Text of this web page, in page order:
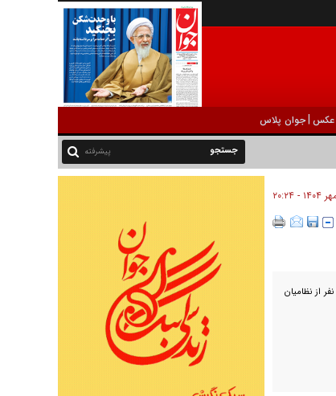
عکس |جوان پلاس
پیشرفته
بمب در منطقه وزیرستان جنوبی در شمال غرب پاکستان جان ۹ نفر از نظامیان